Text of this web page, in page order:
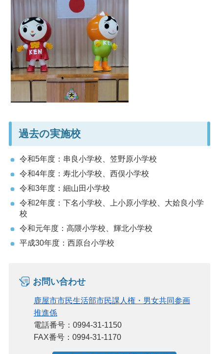
過去の実施校
令和5年度：串良小学校、笠野原小学校
令和4年度：寿北小学校、西俣小学校
令和3年度：細山田小学校
令和2年度：下名小学校、上小原小学校、大姶良小学
校
令和元年度：高隈小学校、輝北小学校
平成30年度：西原台小学校
お問い合わせ
鹿屋市市民生活部市民課人権・男女共同参画
推進係
電話番号：0994-31-1150
FAX番号：0994-31-1170